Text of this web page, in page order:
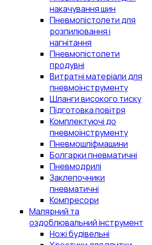
накачування шин
Пневмопістолети для
розпилювання і
нагнітання
Пневмопістолети
продувні
Витратні матеріали для
пневмоінструменту
Шланги високого тиску
Підготовка повітря
Комплектуючі до
пневмоінструменту
Пневмошліфмашини
Болгарки пневматичні
Пневмодрилі
Заклепочники
пневматичні
Компресори
Малярний та
оздоблювальний інструмент
Ножі будівельні